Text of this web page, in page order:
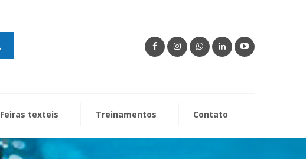
Feiras texteis Treinamentos Contato